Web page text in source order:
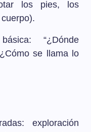
los pies, los
“¿Dónde
se llama lo
exploración